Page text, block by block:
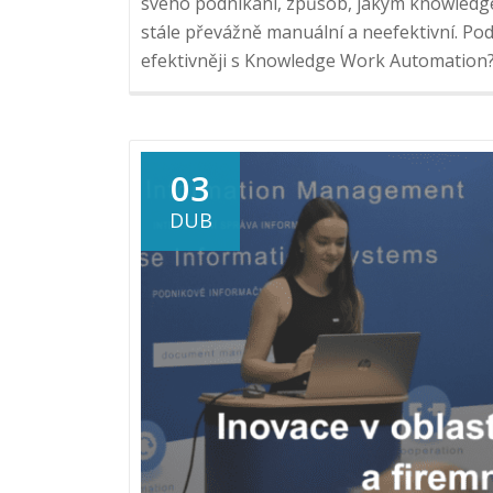
stále převážně manuální a neefektivní.
efektivněji s Knowledge Work
03
DUB